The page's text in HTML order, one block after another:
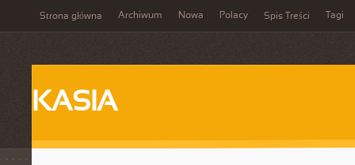
Strona główna Archiwum Nowa Polacy Spis Treści Tagi
KASIA